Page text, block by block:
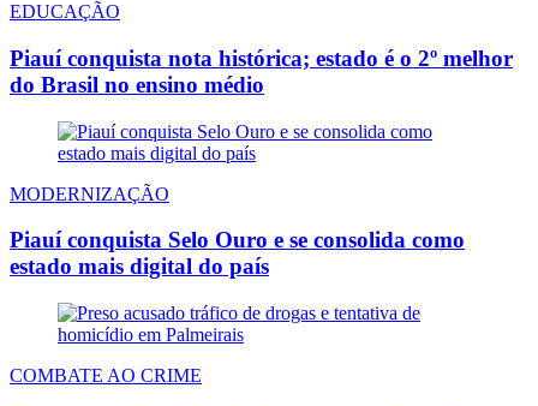
EDUCAÇÃO
Piauí conquista nota histórica; estado é o 2º melhor
do Brasil no ensino médio
MODERNIZAÇÃO
Piauí conquista Selo Ouro e se consolida como
estado mais digital do país
COMBATE AO CRIME